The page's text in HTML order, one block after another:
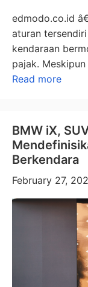
edmodo.co.id
aturan
kendaraan
pajak.
Read more
BMW iX,
Berkendara
February 27,